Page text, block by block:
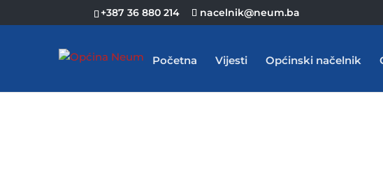
+387 36 880 214 nacelnik@neum.ba
Početna Vijesti Općinski načelnik